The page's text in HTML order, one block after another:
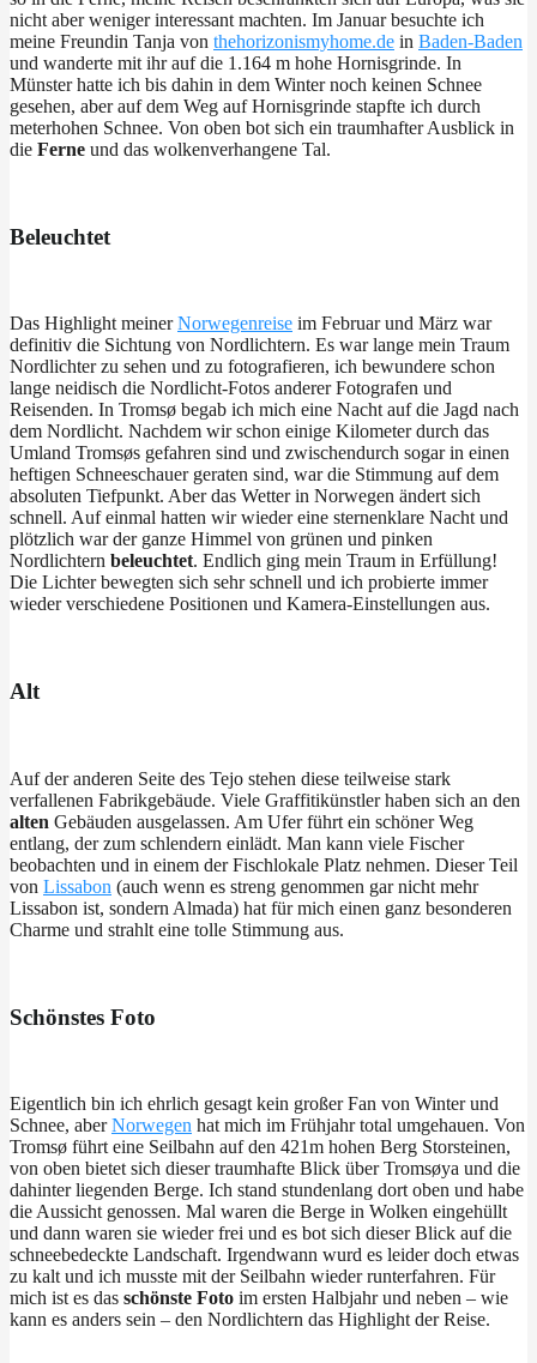
nicht aber weniger interessant machten. Im Januar besuchte ich
meine Freundin Tanja von thehorizonismyhome.de in Baden-Baden
und wanderte mit ihr auf die 1.164 m hohe Hornisgrinde. In
Münster hatte ich bis dahin in dem Winter noch keinen Schnee
gesehen, aber auf dem Weg auf Hornisgrinde stapfte ich durch
meterhohen Schnee. Von oben bot sich ein traumhafter Ausblick in
die Ferne und das wolkenverhangene Tal.
Beleuchtet
Das Highlight meinerNorwegenreise im Februar und März war
definitiv die Sichtung von Nordlichtern. Es war lange mein Traum
Nordlichter zu sehen und zu fotografieren, ich bewundere schon
lange neidisch die Nordlicht-Fotos anderer Fotografen und
Reisenden. In Tromsø begab ich mich eine Nacht auf die Jagd nach
dem Nordlicht. Nachdem wir schon einige Kilometer durch das
Umland Tromsøs gefahren sind und zwischendurch sogar in einen
heftigen Schneeschauer geraten sind, war die Stimmung auf dem
absoluten Tiefpunkt. Aber das Wetter in Norwegen ändert sich
schnell. Auf einmal hatten wir wieder eine sternenklare Nacht und
plötzlich war der ganze Himmel von grünen und pinken
Nordlichtern beleuchtet. Endlich ging mein Traum in Erfüllung!
Die Lichter bewegten sich sehr schnell und ich probierte immer
wieder verschiedene Positionen und Kamera-Einstellungen aus.
Alt
Auf der anderen Seite des Tejo stehen diese teilweise stark
verfallenen Fabrikgebäude. Viele Graffitikünstler haben sich an den
alten Gebäuden ausgelassen. Am Ufer führt ein schöner Weg
entlang, der zum schlendern einlädt. Man kann viele Fischer
beobachten und in einem der Fischlokale Platz nehmen. Dieser Teil
von Lissabon (auch wenn es streng genommen gar nicht mehr
Lissabon ist, sondern Almada) hat für mich einen ganz besonderen
Charme und strahlt eine tolle Stimmung aus.
Schönstes Foto
Eigentlich bin ich ehrlich gesagt kein großer Fan von Winter und
Schnee, aberNorwegen hat mich im Frühjahr total umgehauen. Von
Tromsø führt eine Seilbahn auf den 421m hohen Berg Storsteinen,
von oben bietet sich dieser traumhafte Blick über Tromsøya und die
dahinter liegenden Berge. Ich stand stundenlang dort oben und habe
die Aussicht genossen. Mal waren die Berge in Wolken eingehüllt
und dann waren sie wieder frei und es bot sich dieser Blick auf die
schneebedeckte Landschaft. Irgendwann wurd es leider doch etwas
zu kalt und ich musste mit der Seilbahn wieder runterfahren. Für
mich ist es das schönste Foto im ersten Halbjahr und neben – wie
kann es anders sein – den Nordlichtern das Highlight der Reise.